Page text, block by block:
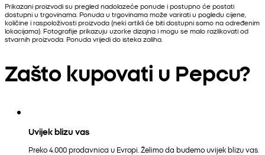
Prikazani proizvodi su pregled nadolazeće ponude i postupno će postati
dostupni u trgovinama. Ponuda u trgovinama može varirati u pogledu cijene,
količine i raspoloživosti proizvoda (neki artikli će biti dostupni samo na određenim
lokacijama). Fotografije prikazuju uzorke dizajna i mogu se malo razlikovati od
stvarnih proizvoda. Ponuda vrijedi do isteka zaliha.
Zašto kupovati u Pepcu?
Uvijek blizu vas
Preko 4.000 prodavnica u Evropi. Želimo da budemo uvijek blizu vas.